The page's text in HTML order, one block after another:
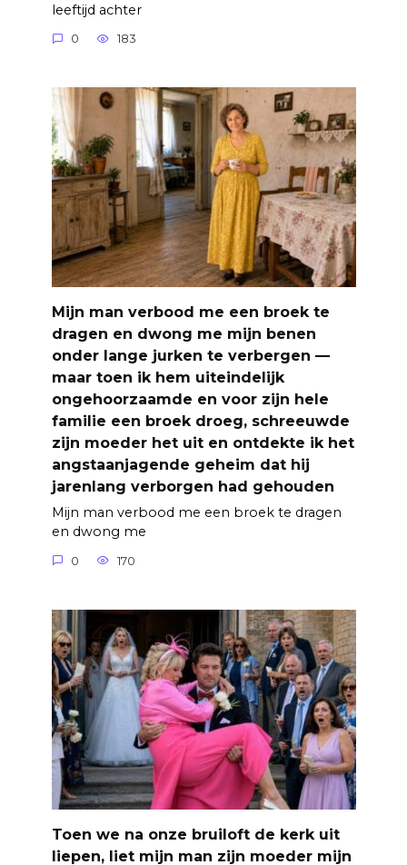
leeftijd achter
0 183
Mijn man verbood me een broek te
dragen en dwong me mijn benen
onder lange jurken te verbergen —
maar toen ik hem uiteindelijk
ongehoorzaamde en voor zijn hele
familie een broek droeg, schreeuwde
zijn moeder het uit en ontdekte ik het
angstaanjagende geheim dat hij
jarenlang verborgen had gehouden
Mijn man verbood me een broek te dragen
en dwong me
0 170
Toen we na onze bruiloft de kerk uit
liepen, liet mijn man zijn moeder mijn